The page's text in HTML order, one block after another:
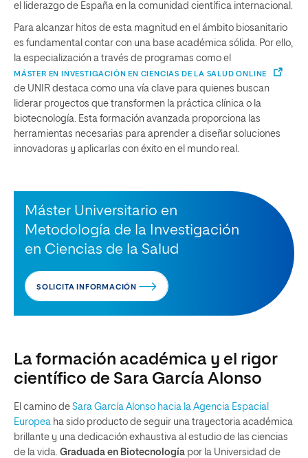
el liderazgo de España en la comunidad científica internacional.
Para alcanzar hitos de esta magnitud en el ámbito biosanitario
es fundamental contar con una base académica sólida. Por ello,
la especialización a través de programas como el
MÁSTER EN INVESTIGACIÓN EN CIENCIAS DE LA SALUD ONLINE
de UNIR destaca como una vía clave para quienes buscan
liderar proyectos que transformen la práctica clínica o la
biotecnología. Esta formación avanzada proporciona las
herramientas necesarias para aprender a diseñar soluciones
innovadoras y aplicarlas con éxito en el mundo real.
Máster Universitario en
Metodología de la Investigación
en Ciencias de la Salud
SOLICITA INFORMACIÓN
La formación académica y el rigor
científico de Sara García Alonso
El camino de Sara García Alonso hacia la Agencia Espacial
Europea ha sido producto de seguir una trayectoria académica
brillante y una dedicación exhaustiva al estudio de las ciencias
de la vida. Graduada en Biotecnología por la Universidad de